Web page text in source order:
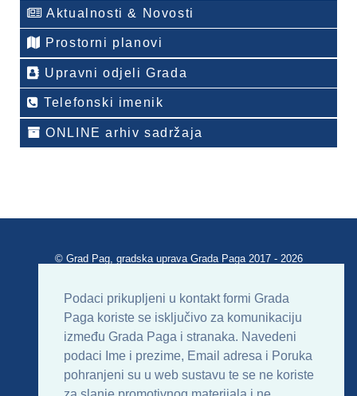
Podaci prikupljeni u kontakt formi Grada
Paga koriste se isključivo za komunikaciju
između Grada Paga i stranaka. Navedeni
podaci Ime i prezime, Email adresa i Poruka
pohranjeni su u web sustavu te se ne koriste
Aktualnosti & Novosti
Prostorni planovi
Upravni odjeli Grada
Telefonski imenik
ONLINE arhiv sadržaja
© Grad Pag, gradska uprava Grada Paga 2017 - 2026
Uvjeti korištenja Impressum
Kontakt
Sitemap
RSS